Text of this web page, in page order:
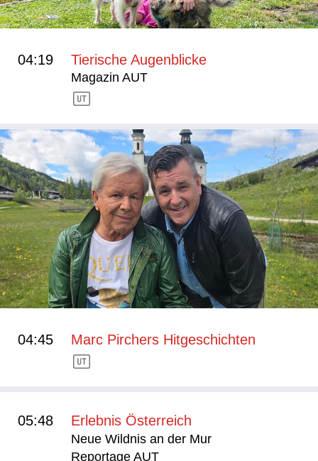
04:19 Tierische Augenblicke
Magazin AUT
04:45 Marc Pirchers Hitgeschichten
05:48 Erlebnis Österreich
Neue Wildnis an der Mur
Reportage AUT